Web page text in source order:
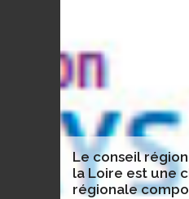
Le conseil
la Loire est une
régionale